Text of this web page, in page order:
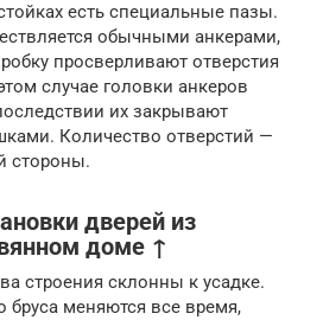
есть специальные пазы.
обычными анкерами,
просверливают отверстия
случае головки анкеров
их закрывают
Количество отверстий —
стороны.
дверей из
доме ↑
строения склонны к усадке.
бруса меняются все время,